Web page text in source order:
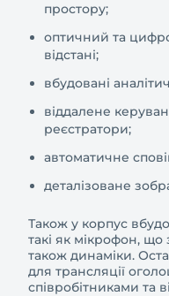
простору;
оптичний та
відстані;
вбудовані
віддалене
реєстратори;
автоматичне
деталізоване
Також у корпус
такі як мікрофон, що
також динаміки.
для трансляції
співробітниками та